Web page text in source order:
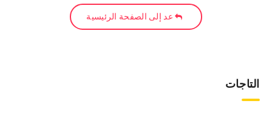
عد إلى الصفحة الرئيسية
التاجات